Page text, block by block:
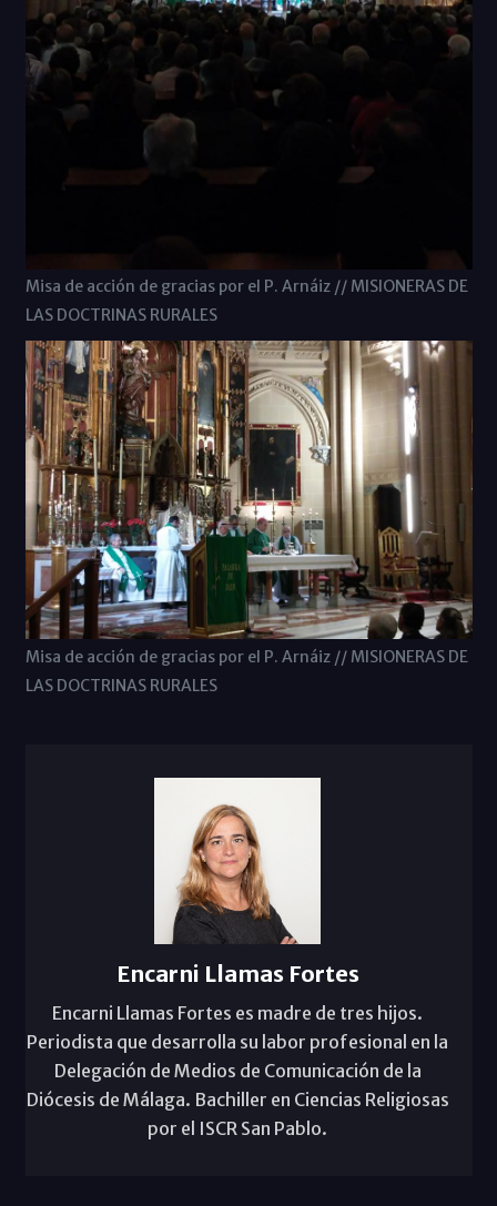
Misa de acción de gracias por el P. Arnáiz // MISIONERAS DE
LAS DOCTRINAS RURALES
Misa de acción de gracias por el P. Arnáiz // MISIONERAS DE
LAS DOCTRINAS RURALES
Encarni Llamas Fortes
Encarni Llamas Fortes es madre de tres hijos.
Periodista que desarrolla su labor profesional en la
Delegación de Medios de Comunicación de la
Diócesis de Málaga. Bachiller en Ciencias Religiosas
por el ISCR San Pablo.